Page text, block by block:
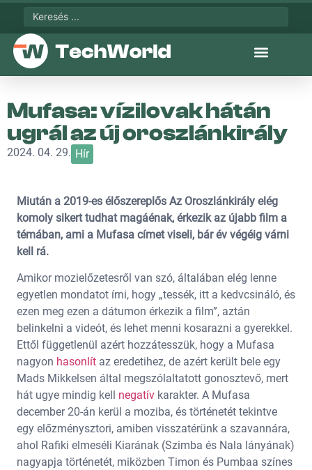
Mufasa: vízilovak hátán
ugrál az új oroszlánkirály
2024. 04. 29. Hír
Miután a 2019-es élőszereplős Az Oroszlánkirály elég
komoly sikert tudhat magáénak, érkezik az újabb film a
témában, ami a Mufasa címet viseli, bár év végéig várni
kell rá.
Amikor mozielőzetesről van szó, általában elég lenne
egyetlen mondatot írni, hogy „tessék, itt a kedvcsináló, és
ezen meg ezen a dátumon érkezik a film”, aztán
belinkelni a videót, és lehet menni kosarazni a gyerekkel.
Ettől függetlenül azért hozzátesszük, hogy a Mufasa
nagyon hasonlít az eredetihez, de azért került bele egy
Mads Mikkelsen által megszólaltatott gonosztevő, mert
hát ugye mindig kell negatív karakter. A Mufasa
december 20-án kerül a moziba, és történetét tekintve
egy előzménysztori, amiben visszatérünk a szavannára,
ahol Rafiki elmeséli Kiarának (Szimba és Nala lányának)
nagyapja történetét, miközben Timon és Pumbaa színes